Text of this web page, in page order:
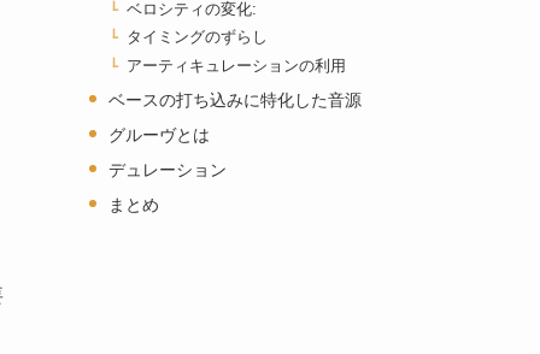
ベロシティの変化:
タイミングのずらし
アーティキュレーションの利用
ベースの打ち込みに特化した音源
グルーヴとは
デュレーション
まとめ